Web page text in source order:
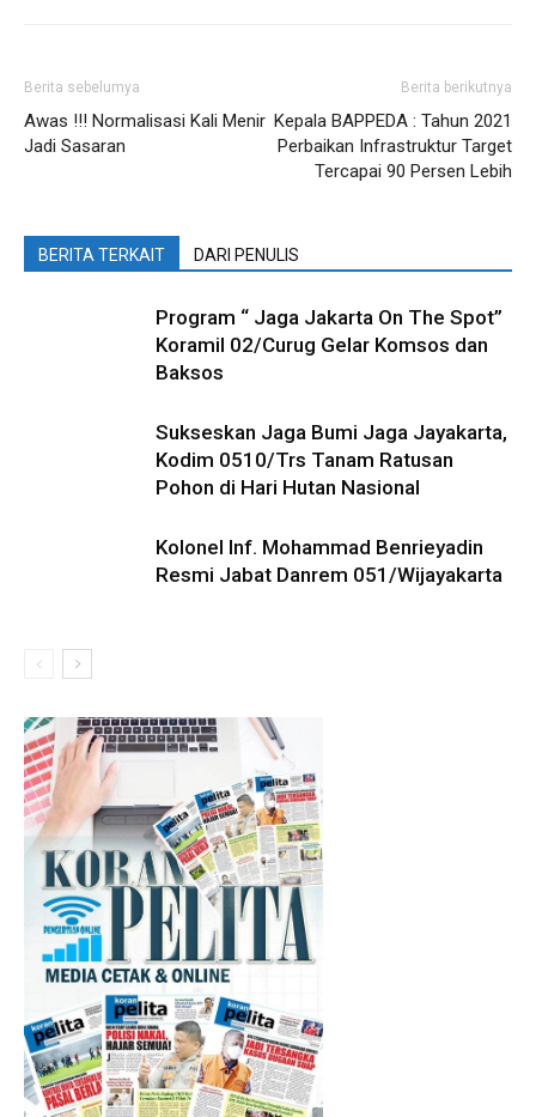
Berita sebelumya
Awas !!! Normalisasi Kali Menir
Jadi Sasaran
Berita berikutnya
Kepala BAPPEDA : Tahun 2021
Perbaikan Infrastruktur Target
Tercapai 90 Persen Lebih
BERITA TERKAIT DARI PENULIS
Program “ Jaga Jakarta On The Spot”
Koramil 02/Curug Gelar Komsos dan
Baksos
Sukseskan Jaga Bumi Jaga Jayakarta,
Kodim 0510/Trs Tanam Ratusan
Pohon di Hari Hutan Nasional
Kolonel Inf. Mohammad Benrieyadin
Resmi Jabat Danrem 051/Wijayakarta